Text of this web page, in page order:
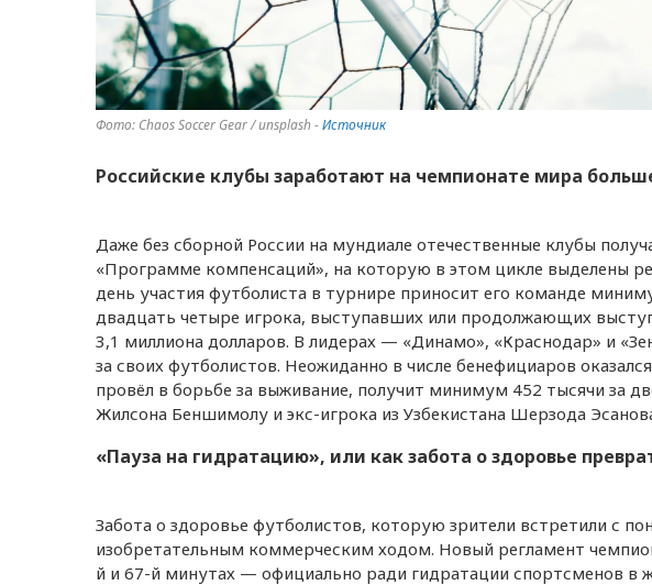
Фото: Chaos Soccer Gear / unsplash -Источник
Российские клубы заработают на чемпионате мира
Даже без сборной России на мундиале отечественные клубы
«Программе компенсаций», на которую в этом цикле выделены
день участия футболиста в турнире приносит его команде
двадцать четыре игрока, выступавших или продолжающих
3,1 миллиона долларов. В лидерах — «Динамо», «Краснодар» и
за своих футболистов. Неожиданно в числе бенефициаров
провёл в борьбе за выживание, получит минимум 452 тысячи за
Жилсона Беншимолу и экс-игрока из Узбекистана Шерзода
«Пауза на гидратацию», или как забота о здоровье
Забота о здоровье футболистов, которую зрители встретили с
изобретательным коммерческим ходом. Новый регламент
й и 67-й минутах — официально ради гидратации спортсменов в